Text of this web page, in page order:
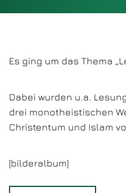
Es ging um das Thema
Dabei wurden u.a.
drei monotheistischen
Christentum und Islam
[bilderalbum]